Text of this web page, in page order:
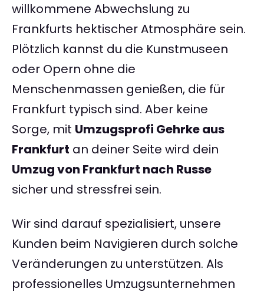
willkommene Abwechslung zu
Frankfurts hektischer Atmosphäre sein.
Plötzlich kannst du die Kunstmuseen
oder Opern ohne die
Menschenmassen genießen, die für
Frankfurt typisch sind. Aber keine
Sorge, mit Umzugsprofi Gehrke aus
Frankfurt an deiner Seite wird dein
Umzug von Frankfurt nach Russe
sicher und stressfrei sein.
Wir sind darauf spezialisiert, unsere
Kunden beim Navigieren durch solche
Veränderungen zu unterstützen. Als
professionelles Umzugsunternehmen